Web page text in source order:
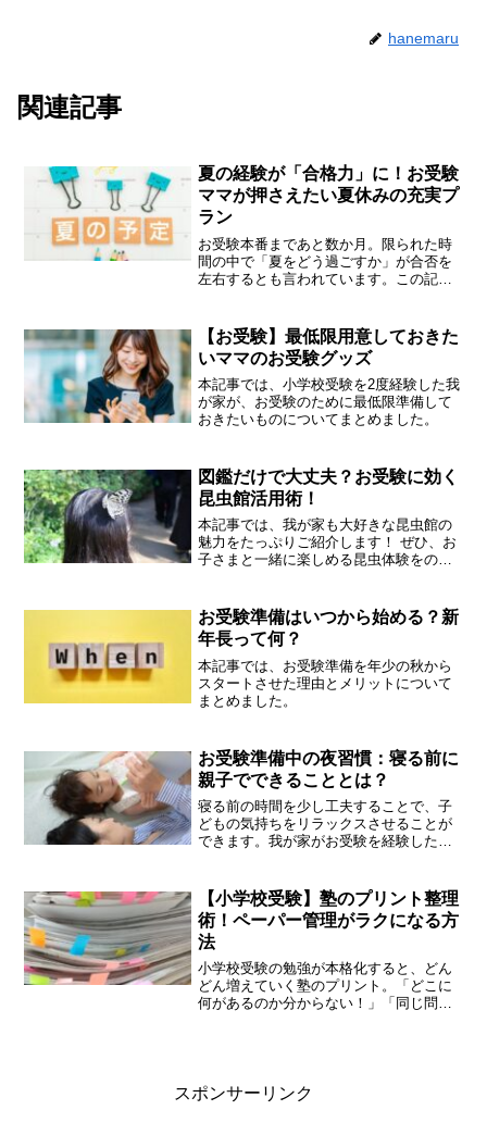
hanemaru
関連記事
夏の経験が「合格力」に！お受験
ママが押さえたい夏休みの充実プ
ラン
お受験本番まであと数か月。限られた時
間の中で「夏をどう過ごすか」が合否を
左右するとも言われています。この記事
します。
【お受験】最低限用意しておきた
いママのお受験グッズ
本記事では、小学校受験を2度経験した我
が家が、お受験のために最低限準備して
おきたいものについてまとめました。
図鑑だけで大丈夫？お受験に効く
昆虫館活用術！
本記事では、我が家も大好きな昆虫館の
魅力をたっぷりご紹介します！ ぜひ、お
子さまと一緒に楽しめる昆虫体験をのぞ
お受験準備はいつから始める？新
年長って何？
本記事では、お受験準備を年少の秋から
スタートさせた理由とメリットについて
まとめました。
お受験準備中の夜習慣：寝る前に
親子でできることとは？
寝る前の時間を少し工夫することで、子
どもの気持ちをリラックスさせることが
できます。我が家がお受験を経験した中
【小学校受験】塾のプリント整理
術！ペーパー管理がラクになる方
法
小学校受験の勉強が本格化すると、どん
どん増えていく塾のプリント。「どこに
何があるのか分からない！」「同じ問題
スポンサーリンク